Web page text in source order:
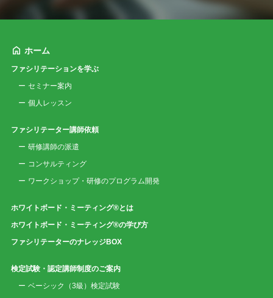
ホーム
ファシリテーションを学ぶ
セミナー案内
個人レッスン
ファシリテーター講師依頼
研修講師の派遣
コンサルティング
ワークショップ・研修のプログラム開発
ホワイトボード・ミーティング®とは
ホワイトボード・ミーティング®の学び方
ファシリテーターのナレッジBOX
検定試験・認定講師制度のご案内
ベーシック（3級）検定試験